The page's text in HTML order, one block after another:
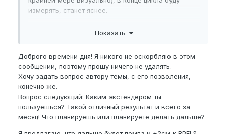
измерять, станет яснее.
эрекции. Она у меня и была более чем хорошей, но
Показать
Доброго времени дня! Я никого не оскорбляю в этом
сообщении, поэтому прошу ничего не удалять.
Хочу задать вопрос автору темы, с его позволения,
конечно же.
Вопрос следующий: Каким экстендером ты
пользуешься? Такой отличный результат и всего за
месяц! Что планируешь или планируете делать дальше?